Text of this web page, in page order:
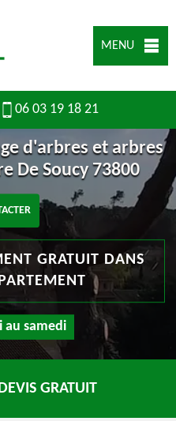
MENU
06 03 19 18 21
d'arbres et arbres
De Soucy 73800
GRATUIT DANS
au samedi
GRATUIT